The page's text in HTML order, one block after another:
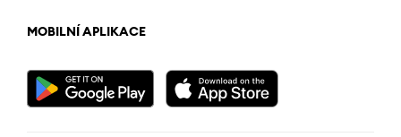
MOBILNÍ APLIKACE